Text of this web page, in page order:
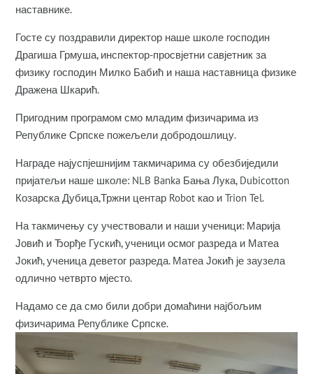
наставнике.
Госте су поздравили директор наше школе господин
Драгиша Грмуша, инспектор-просвјетни савјетник за
физику господин Милко Бабић и наша наставница физике
Дражена Шкарић.
Пригодним програмом смо младим физичарима из
Републике Српске пожељели добродошлицу.
Награде најуспјешнијим такмичарима су обезбиједили
пријатељи наше школе: NLB Banka Бања Лука, Dubicotton
Козарска Дубица,Тржни центар Robot као и Trion Tel.
На такмичењу су учествовали и наши ученици: Марија
Јовић и Ђорђе Гускић, ученици осмог разреда и Матеа
Јокић, ученица деветог разреда. Матеа Јокић је заузела
одлично четврто мјесто.
Надамо се да смо били добри домаћини најбољим
физичарима Републике Српске.